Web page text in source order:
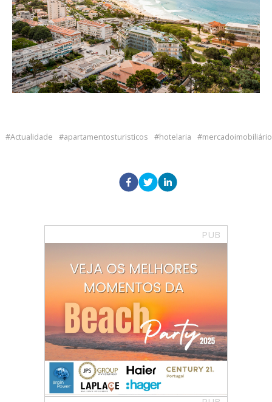
Actualidade apartamentosturisticos hotelaria mercadoimobiliário
PUB